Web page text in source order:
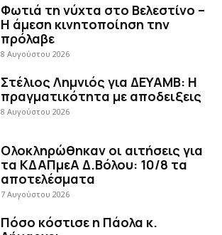
Φωτιά τη νύχτα στο Βελεστίνο –
Η άμεση κινητοποίηση την
πρόλαβε
8 Αυγούστου 2026
Στέλιος Λημνιός για ΔΕΥΑΜΒ: Η
πραγματικότητα με αποδειξεις
8 Αυγούστου 2026
Ολοκληρώθηκαν οι αιτήσεις για
τα ΚΔΑΠμεΑ Δ.Βόλου: 10/8 τα
αποτελέσματα
7 Αυγούστου 2026
Πόσο κόστισε η Πάολα κ.